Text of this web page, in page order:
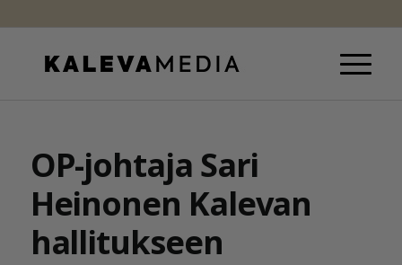
OP-johtaja Sari
Heinonen Kalevan
hallitukseen